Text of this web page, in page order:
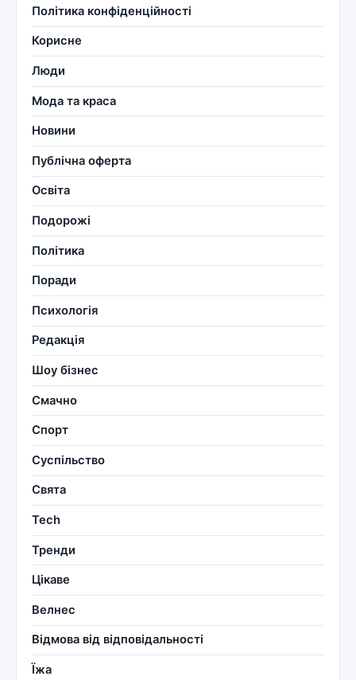
Політика конфіденційності
Корисне
Люди
Мода та краса
Новини
Публічна оферта
Освіта
Подорожі
Політика
Поради
Психологія
Редакція
Шоу бізнес
Смачно
Спорт
Суспільство
Свята
Tech
Тренди
Цікаве
Велнес
Відмова від відповідальності
Їжа